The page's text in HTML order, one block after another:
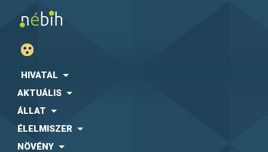
HIVATAL
AKTUÁLIS
ÁLLAT
ÉLELMISZER
NÖVÉNY